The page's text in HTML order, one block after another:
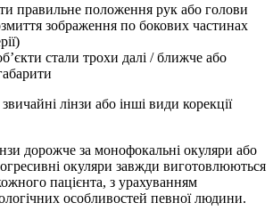
правильне положення рук або голови
зображення по бокових частинах
стали трохи далі / ближче або
лінзи або інші види корекції
дорожче за монофокальні окуляри або
окуляри завжди виготовлюються
пацієнта, з урахуванням
особливостей певної людини.